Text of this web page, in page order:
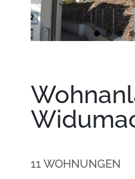
11 WOHNUNGEN